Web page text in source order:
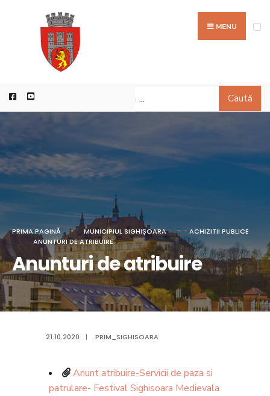
MENU
Caută
PRIMA PAGINĂ MUNICIPIUL SIGHIȘOARA
ACHIZITII PUBLICE
ANUNTURI DE ATRIBUIRE
Anunturi de atribuire
21.10.2020 | PRIM_SIGHISOARA
Anunt atribuire-Servicii de paza si
patrulare- Festival Sighisoara Medievala